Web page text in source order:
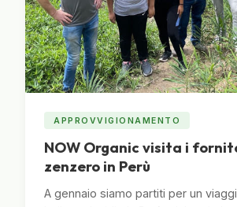
APPROVVIGIONAMENTO
NOW Organic visita i
zenzero in Perù
A gennaio siamo partiti per un